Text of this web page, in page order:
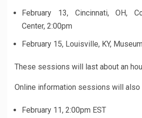
February 13, Cincinnati, OH,
Center, 2:00pm
February 15, Louisville, KY,
These sessions will last about an
Online information sessions will
February 11, 2:00pm EST